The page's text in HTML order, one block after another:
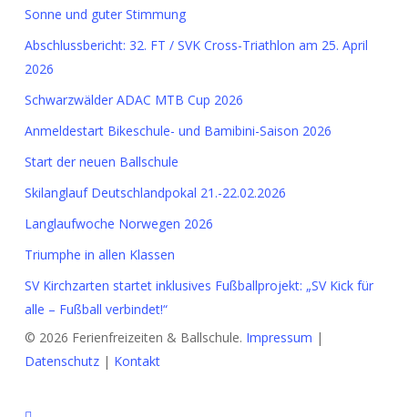
Sonne und guter Stimmung
Abschlussbericht: 32. FT / SVK Cross-Triathlon am 25. April
2026
Schwarzwälder ADAC MTB Cup 2026
Anmeldestart Bikeschule- und Bamibini-Saison 2026
Start der neuen Ballschule
Skilanglauf Deutschlandpokal 21.-22.02.2026
Langlaufwoche Norwegen 2026
Triumphe in allen Klassen
SV Kirchzarten startet inklusives Fußballprojekt: „SV Kick für
alle – Fußball verbindet!“
© 2026 Ferienfreizeiten & Ballschule. Impressum |
Datenschutz| Kontakt